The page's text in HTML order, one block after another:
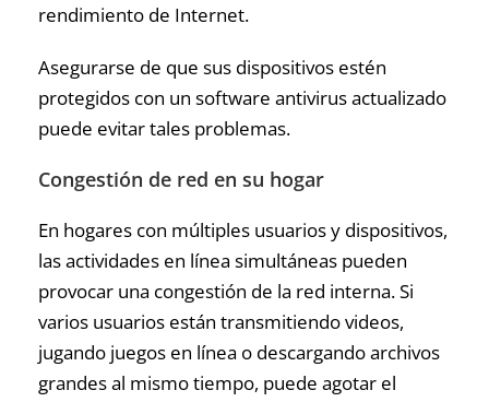
rendimiento de Internet.
Asegurarse de que sus dispositivos estén
protegidos con un software antivirus actualizado
puede evitar tales problemas.
Congestión de red en su hogar
En hogares con múltiples usuarios y dispositivos,
las actividades en línea simultáneas pueden
provocar una congestión de la red interna. Si
varios usuarios están transmitiendo videos,
jugando juegos en línea o descargando archivos
grandes al mismo tiempo, puede agotar el